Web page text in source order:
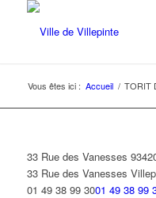
Vous êtes ici : Accueil / TORIT
33 Rue des Vanesses
33 Rue des Vanesses
01 49 38 99 3001 49 38 99